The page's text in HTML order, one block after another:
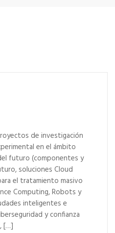
de investigación
en el ámbito
futuro (componentes y
soluciones Cloud
el tratamiento masivo
Computing, Robots y
inteligentes e
y confianza
[…]